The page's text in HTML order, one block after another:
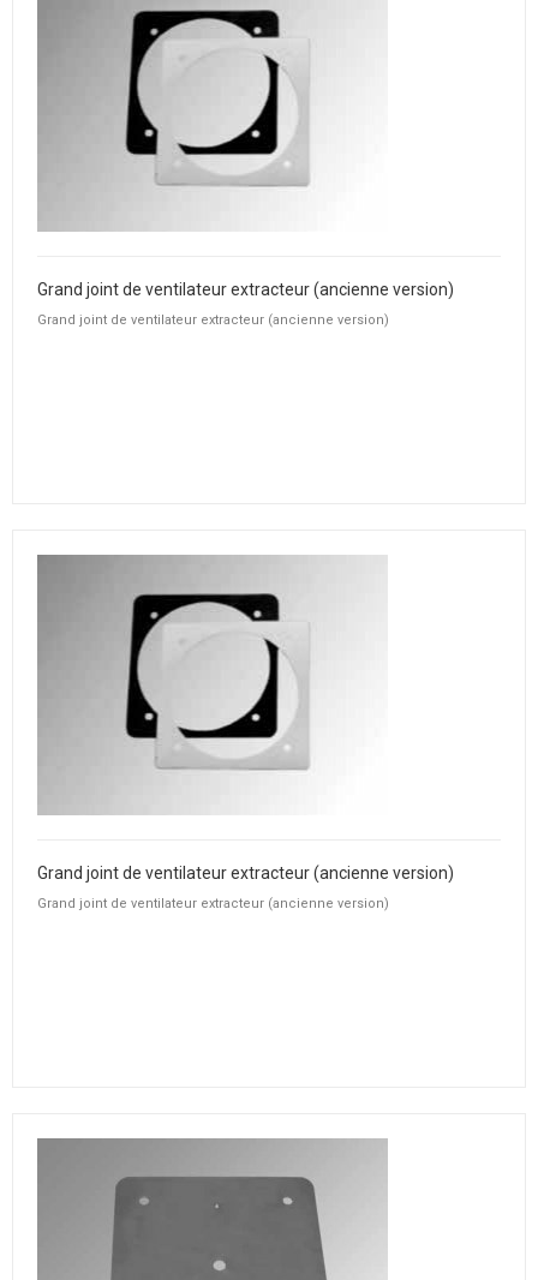
Grand joint de ventilateur extracteur (ancienne version)
Grand joint de ventilateur extracteur (ancienne version)
Grand joint de ventilateur extracteur (ancienne version)
Grand joint de ventilateur extracteur (ancienne version)